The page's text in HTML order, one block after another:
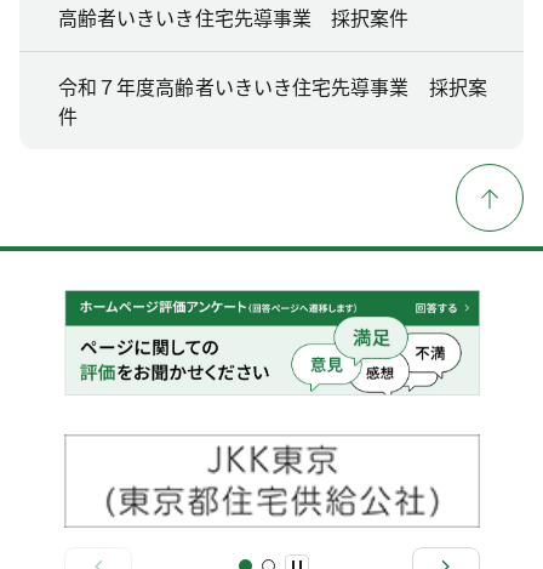
高齢者いきいき住宅先導事業 採択案件
令和７年度高齢者いきいき住宅先導事業 採択案
件